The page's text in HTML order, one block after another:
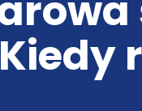
Kiedy